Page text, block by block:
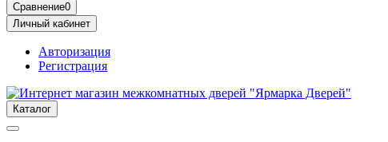
Сравнение0
Личный кабинет
Авторизация
Регистрация
Каталог